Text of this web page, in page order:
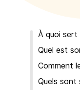
À quoi sert
Quel est
Comment
Quels sont